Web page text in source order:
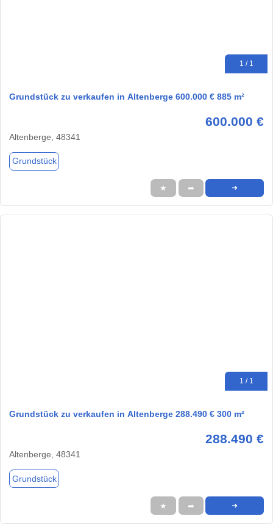
1 / 1
Grundstück zu verkaufen in Altenberge 600.000 € 885 m²
600.000 €
Altenberge, 48341
Grundstück
★ ➦ ➜
1 / 1
Grundstück zu verkaufen in Altenberge 288.490 € 300 m²
288.490 €
Altenberge, 48341
Grundstück
★ ➦ ➜